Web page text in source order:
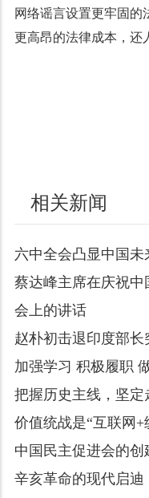
网络谣言设置更牢固的
更高昂的法律成本，还
相关新闻
六中全会凸显中国未
蔡达峰主席在庆祝中
会上的讲话
赵朴初击退印度部长
加强学习 积极履职
把握历史主线，坚
价值统战是“互联网
中国民主促进会的创
辛亥革命的现代启迪